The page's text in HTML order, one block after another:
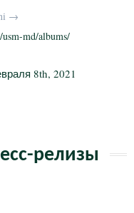
→
md/albums/
8th, 2021
релизы